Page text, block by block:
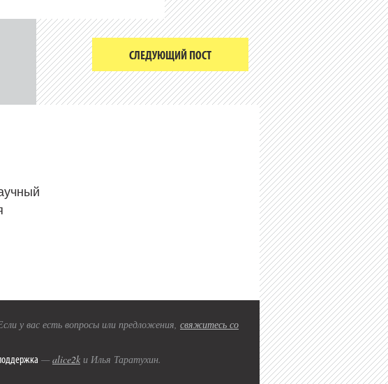
СЛЕДУЮЩИЙ ПОСТ
у вас есть вопросы или предложения, свяжитесь со
—alice2k и Илья Таратухин.